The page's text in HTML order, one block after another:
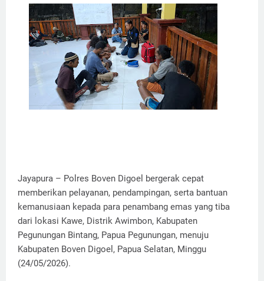
Jayapura – Polres Boven Digoel bergerak cepat
memberikan pelayanan, pendampingan, serta bantuan
kemanusiaan kepada para penambang emas yang tiba
dari lokasi Kawe, Distrik Awimbon, Kabupaten
Pegunungan Bintang, Papua Pegunungan, menuju
Kabupaten Boven Digoel, Papua Selatan, Minggu
(24/05/2026).